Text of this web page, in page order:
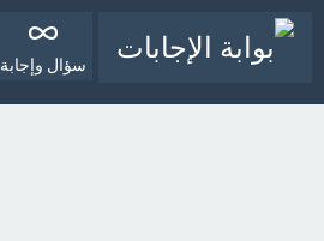
سؤال وإجابة